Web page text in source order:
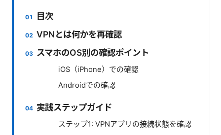
目次
VPNとは何かを再確認
スマホのOS別の確認ポイント
iOS（iPhone）での確認
Androidでの確認
実践ステップガイド
ステップ1: VPNアプリの接続状態を確認